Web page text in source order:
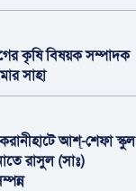
কৃষি বিষয়ক সম্পাদক
সাহা
আশ্-শেফা স্কুল
রাসুল (সাঃ)